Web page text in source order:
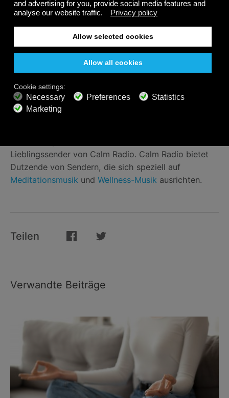
von Musik auf alle Arten von Schmerzen. Für
Menschen mit chronischen Schmerzen gibt es viele
Möglichkeiten, die therapeutischen Vorteile von
Nehmen Sie sich am Tag Zeit für ein paar Momente,
genießen. 20 Minuten pro Tag sind ideal. Musik lenkt
vom Schmerz ab, gibt Impulse für eine rhythmische
Atmung und wirkt sich positiv auf das Wohlbefinden
Lieblingssender von Calm Radio. Calm Radio bietet
Dutzende von Sendern, die sich speziell auf
Meditationsmusik und Wellness-Musik ausrichten.
Teilen
Verwandte Beiträge